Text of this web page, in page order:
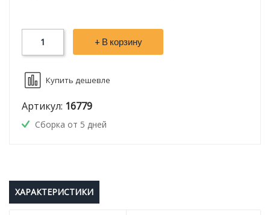
+ В корзину
Купить дешевле
Артикул: 16779
Сборка от 5 дней
ХАРАКТЕРИСТИКИ